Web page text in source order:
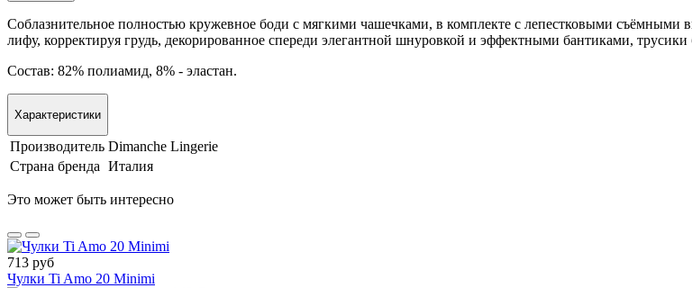
Соблазнительное полностью кружевное боди с мягкими чашечками, в комплекте с лепестковыми
лифу, корректируя грудь, декорированное спереди элегантной шнуровкой и эффектными бантиками,
Состав: 82% полиамид, 8% - эластан.
Характеристики
Производитель Dimanche Lingerie
Страна бренда Италия
Это может быть интересно
713 руб
Чулки Ti Amo 20 Minimi